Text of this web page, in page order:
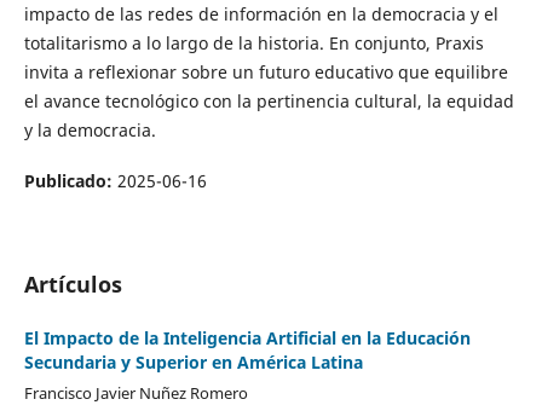
impacto de las redes de información en la democracia y el
totalitarismo a lo largo de la historia. En conjunto, Praxis
invita a reflexionar sobre un futuro educativo que equilibre
el avance tecnológico con la pertinencia cultural, la equidad
y la democracia.
Publicado: 2025-06-16
Artículos
El Impacto de la Inteligencia Artificial en la Educación
Secundaria y Superior en América Latina
Francisco Javier Nuñez Romero